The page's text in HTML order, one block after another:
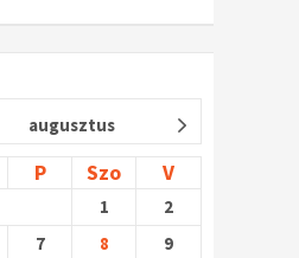
augusztus
P Szo V
1
2
7 8
9